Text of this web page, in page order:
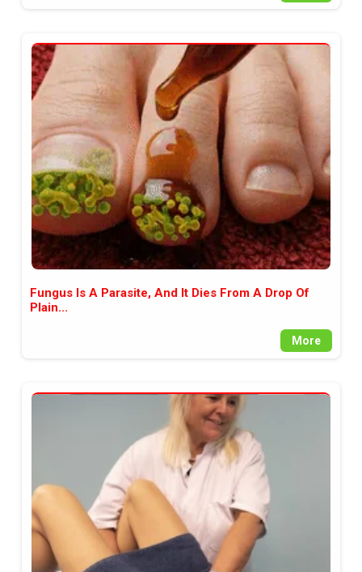
Fungus Is A Parasite, And It Dies From A Drop Of
Plain...
More